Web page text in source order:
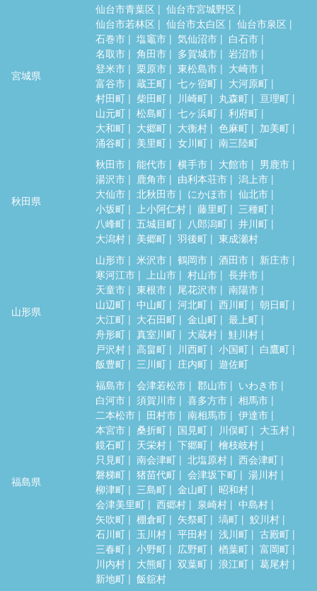
宮城県
仙台市青葉区
仙台市宮城野区
仙台市若林区
仙台市太白区
仙台市泉区
石巻市
塩竈市 気仙沼市
白石市
名取市
角田市 多賀城市
岩沼市
登米市
栗原市 東松島市
大崎市
富谷市
蔵王町 七ヶ宿町
大河原町
村田町
柴田町 川崎町 丸森町
亘理町
山元町
松島町 七ヶ浜町
利府町
大和町
大郷町 大衡村 色麻町
加美町
涌谷町
美里町 女川町 南三陸町
秋田県
秋田市 能代市 横手市 大館市
男鹿市
湯沢市
鹿角市 由利本荘市
潟上市
大仙市
北秋田市 にかほ市
仙北市
小坂町
上小阿仁村 藤里町
三種町
八峰町
五城目町 八郎潟町
井川町
大潟村
美郷町 羽後町 東成瀬村
山形県
山形市 米沢市 鶴岡市 酒田市
新庄市
寒河江市
上山市 村山市
長井市
天童市
東根市 尾花沢市
南陽市
山辺町
中山町 河北町 西川町
朝日町
大江町
大石田町 金山町
最上町
舟形町
真室川町 大蔵村
鮭川村
戸沢村
高畠町 川西町 小国町
白鷹町
飯豊町
三川町 庄内町 遊佐町
福島県
福島市 会津若松市 郡山市
いわき市
白河市
須賀川市 喜多方市
相馬市
二本松市
田村市 南相馬市
伊達市
本宮市
桑折町 国見町 川俣町
大玉村
鏡石町
天栄村 下郷町
檜枝岐村
只見町
南会津町 北塩原村
西会津町
磐梯町
猪苗代町 会津坂下町
湯川村
柳津町
三島町 金山町
昭和村
会津美里町
西郷村 泉崎村
中島村
矢吹町
棚倉町 矢祭町 塙町
鮫川村
石川町
玉川村 平田村 浅川町
古殿町
三春町
小野町 広野町 楢葉町
富岡町
川内村
大熊町 双葉町 浪江町
葛尾村
新地町
飯舘村